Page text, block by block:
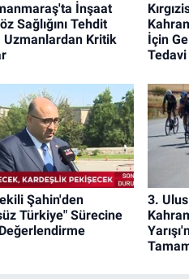
İnşaat
Sağlığını Tehdit
Uzmanlardan Kritik
İçin
Şahin'den
Türkiye" Sürecine
3.